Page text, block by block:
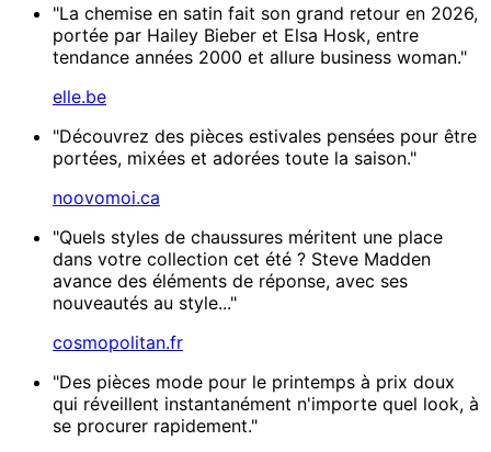
"La chemise en satin fait son grand retour en 2026,
portée par Hailey Bieber et Elsa Hosk, entre
tendance années 2000 et allure business woman."
elle.be
"Découvrez des pièces estivales pensées pour être
portées, mixées et adorées toute la saison."
noovomoi.ca
"Quels styles de chaussures méritent une place
dans votre collection cet été ? Steve Madden
avance des éléments de réponse, avec ses
nouveautés au style..."
cosmopolitan.fr
"Des pièces mode pour le printemps à prix doux
qui réveillent instantanément n'importe quel look, à
se procurer rapidement."